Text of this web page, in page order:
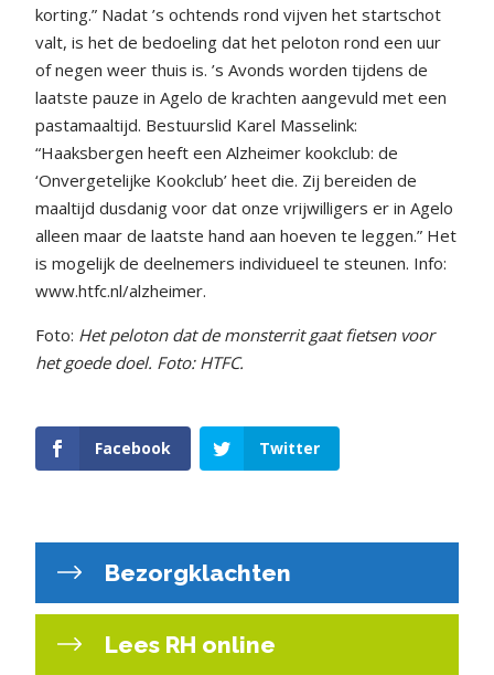
korting.” Nadat ’s ochtends rond vijven het startschot
valt, is het de bedoeling dat het peloton rond een uur
of negen weer thuis is. ’s Avonds worden tijdens de
laatste pauze in Agelo de krachten aangevuld met een
pastamaaltijd. Bestuurslid Karel Masselink:
“Haaksbergen heeft een Alzheimer kookclub: de
‘Onvergetelijke Kookclub’ heet die. Zij bereiden de
maaltijd dusdanig voor dat onze vrijwilligers er in Agelo
alleen maar de laatste hand aan hoeven te leggen.” Het
is mogelijk de deelnemers individueel te steunen. Info:
www.htfc.nl/alzheimer.
Foto: Het peloton dat de monsterrit gaat fietsen voor
het goede doel. Foto: HTFC.
Facebook Twitter
Bezorgklachten
Lees RH online